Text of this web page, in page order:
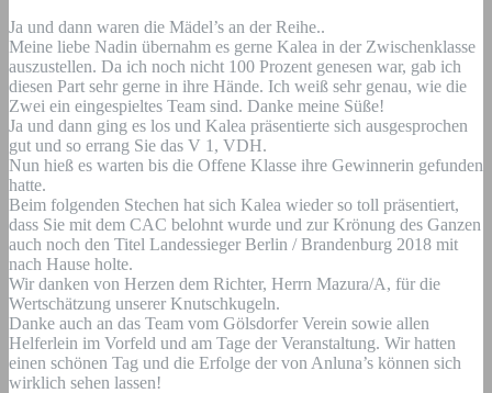
Ja und dann waren die Mädel’s an der Reihe..
Meine liebe Nadin übernahm es gerne Kalea in der Zwischenklasse
auszustellen. Da ich noch nicht 100 Prozent genesen war, gab ich
diesen Part sehr gerne in ihre Hände. Ich weiß sehr genau, wie die
Zwei ein eingespieltes Team sind. Danke meine Süße!
Ja und dann ging es los und Kalea präsentierte sich ausgesprochen
gut und so errang Sie das V 1, VDH.
Nun hieß es warten bis die Offene Klasse ihre Gewinnerin gefunden
hatte.
Beim folgenden Stechen hat sich Kalea wieder so toll präsentiert,
dass Sie mit dem CAC belohnt wurde und zur Krönung des Ganzen
auch noch den Titel Landessieger Berlin / Brandenburg 2018 mit
nach Hause holte.
Wir danken von Herzen dem Richter, Herrn Mazura/A, für die
Wertschätzung unserer Knutschkugeln.
Danke auch an das Team vom Gölsdorfer Verein sowie allen
Helferlein im Vorfeld und am Tage der Veranstaltung. Wir hatten
einen schönen Tag und die Erfolge der von Anluna’s können sich
wirklich sehen lassen!